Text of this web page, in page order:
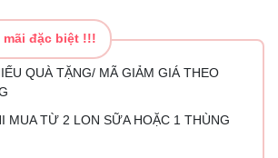
mãi đặc biệt !!!
QUÀ TẶNG/ MÃ GIẢM GIÁ THEO
MUA TỪ 2 LON SỮA HOẶC 1 THÙNG